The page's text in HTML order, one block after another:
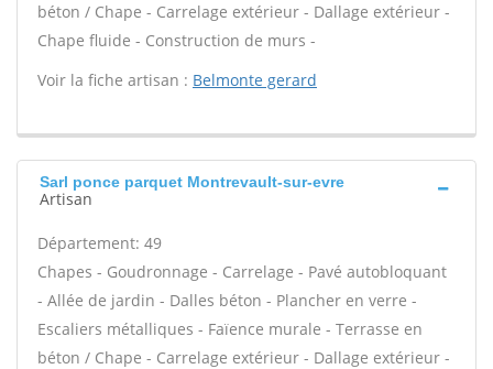
béton / Chape - Carrelage extérieur - Dallage extérieur -
Chape fluide - Construction de murs -
Voir la fiche artisan : Belmonte gerard
Sarl ponce parquet Montrevault-sur-evre
Artisan
Département: 49
Chapes - Goudronnage - Carrelage - Pavé autobloquant
- Allée de jardin - Dalles béton - Plancher en verre -
Escaliers métalliques - Faïence murale - Terrasse en
béton / Chape - Carrelage extérieur - Dallage extérieur -